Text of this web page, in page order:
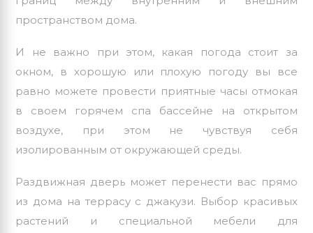
пространством дома.
И не важно при этом, какая погода стоит за
окном, в хорошую или плохую погоду вы все
равно можете провести приятные часы отмокая
в своем горячем спа бассейне на открытом
воздухе, при этом не чувствуя себя
изолированным от окружающей среды.
Раздвижная дверь может перенести вас прямо
из дома на террасу с джакузи. Выбор красивых
растений и специальной мебели для